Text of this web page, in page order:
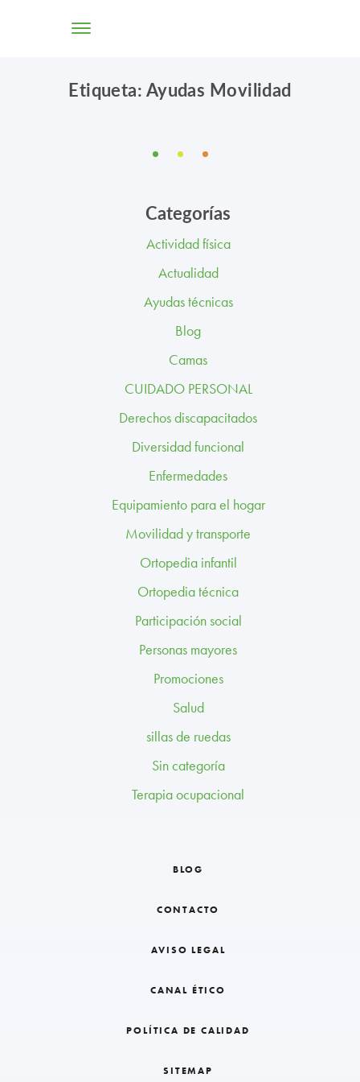
TIENDA ONLINE
CENTROS
PROFESIONALES
BLOG
CONTACTO
CANAL ÉTICO
Etiqueta: Ayudas Movilidad
Categorías
Actividad física
Actualidad
Ayudas técnicas
Blog
Camas
CUIDADO PERSONAL
Derechos discapacitados
Diversidad funcional
Enfermedades
Equipamiento para el hogar
Movilidad y transporte
Ortopedia infantil
Ortopedia técnica
Participación social
Personas mayores
Promociones
Salud
sillas de ruedas
Sin categoría
Terapia ocupacional
BLOG
CONTACTO
AVISO LEGAL
CANAL ÉTICO
POLÍTICA DE CALIDAD
SITEMAP